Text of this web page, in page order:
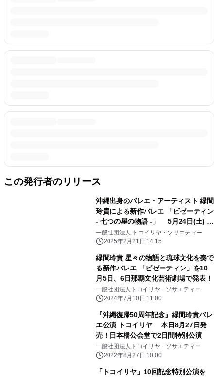
この発行者のリリース
沖縄出身のバレエ・アーティスト 緑間
玲貴による新作バレエ 「ビゼーティン
- 七つの星の物語 -」 5月24日(土) 新
国立劇場 小劇場で上演決定！
一般社団法人 トコイリヤ・ソサエティー
2025年2月21日 14:15
緑間玲貴 星々の物語と琉球文化を奏で
る新作バレエ 「ビゼーティン」を10
月5日、6日那覇文化芸術劇場で発表！
一般社団法人トコイリヤ・ソサエティー
2024年7月10日 11:00
『沖縄復帰50周年記念』緑間玲貴バレ
エ公演 トコイリヤ 本日8月27日発
売！日本橋公会堂で2日間特別公演
一般社団法人トコイリヤ・ソサエティー
2022年8月27日 10:00
「トコイリヤ」10回記念特別公演を